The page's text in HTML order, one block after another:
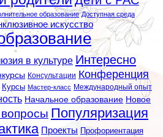
образование Доступная среда
искусство
в культуре Интересно
Консультации Конференция
Курсы Мастер-класс Международный опыт
Начальное образование Новое
Популяризация
Проекты Профориентация